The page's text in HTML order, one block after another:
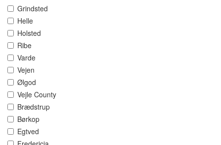
Grindsted
Helle
Holsted
Ribe
Varde
Vejen
Ølgod
Vejle County
Brædstrup
Børkop
Egtved